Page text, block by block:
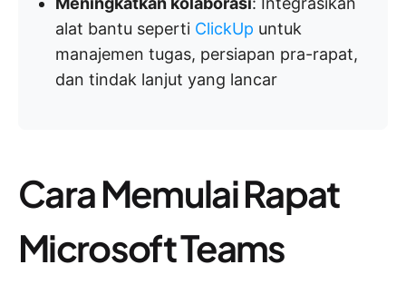
alat bantu seperti ClickUp untuk
manajemen tugas, persiapan pra-rapat,
dan tindak lanjut yang lancar
Cara Memulai Rapat
Microsoft Teams